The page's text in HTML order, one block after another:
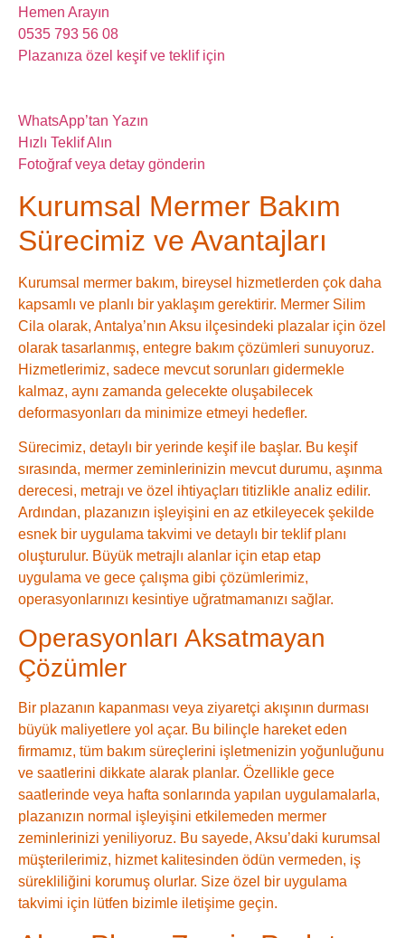
Hemen Arayın
0535 793 56 08
Plazanıza özel keşif ve teklif için
WhatsApp’tan Yazın
Hızlı Teklif Alın
Fotoğraf veya detay gönderin
Kurumsal Mermer Bakım
Sürecimiz ve Avantajları
Kurumsal mermer bakım, bireysel hizmetlerden çok daha
kapsamlı ve planlı bir yaklaşım gerektirir. Mermer Silim
Cila olarak, Antalya’nın Aksu ilçesindeki plazalar için özel
olarak tasarlanmış, entegre bakım çözümleri sunuyoruz.
Hizmetlerimiz, sadece mevcut sorunları gidermekle
kalmaz, aynı zamanda gelecekte oluşabilecek
deformasyonları da minimize etmeyi hedefler.
Sürecimiz, detaylı bir yerinde keşif ile başlar. Bu keşif
sırasında, mermer zeminlerinizin mevcut durumu, aşınma
derecesi, metrajı ve özel ihtiyaçları titizlikle analiz edilir.
Ardından, plazanızın işleyişini en az etkileyecek şekilde
esnek bir uygulama takvimi ve detaylı bir teklif planı
oluşturulur. Büyük metrajlı alanlar için etap etap
uygulama ve gece çalışma gibi çözümlerimiz,
operasyonlarınızı kesintiye uğratmamanızı sağlar.
Operasyonları Aksatmayan
Çözümler
Bir plazanın kapanması veya ziyaretçi akışının durması
büyük maliyetlere yol açar. Bu bilinçle hareket eden
firmamız, tüm bakım süreçlerini işletmenizin yoğunluğunu
ve saatlerini dikkate alarak planlar. Özellikle gece
saatlerinde veya hafta sonlarında yapılan uygulamalarla,
plazanızın normal işleyişini etkilemeden mermer
zeminlerinizi yeniliyoruz. Bu sayede, Aksu’daki kurumsal
müşterilerimiz, hizmet kalitesinden ödün vermeden, iş
sürekliliğini korumuş olurlar. Size özel bir uygulama
takvimi için lütfen bizimle iletişime geçin.